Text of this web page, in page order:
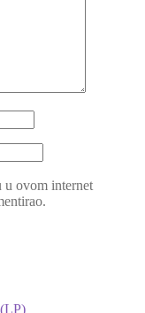
u ovom internet